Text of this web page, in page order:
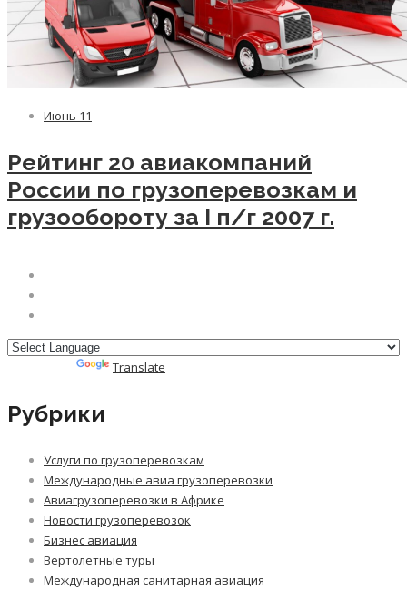
Июнь 11
Рейтинг 20 авиакомпаний
России по грузоперевозкам и
грузообороту за I п/г 2007 г.
Translate
Рубрики
Услуги по грузоперевозкам
Международные авиа грузоперевозки
Авиагрузоперевозки в Африке
Новости грузоперевозок
Бизнес авиация
Вертолетные туры
Международная санитарная авиация